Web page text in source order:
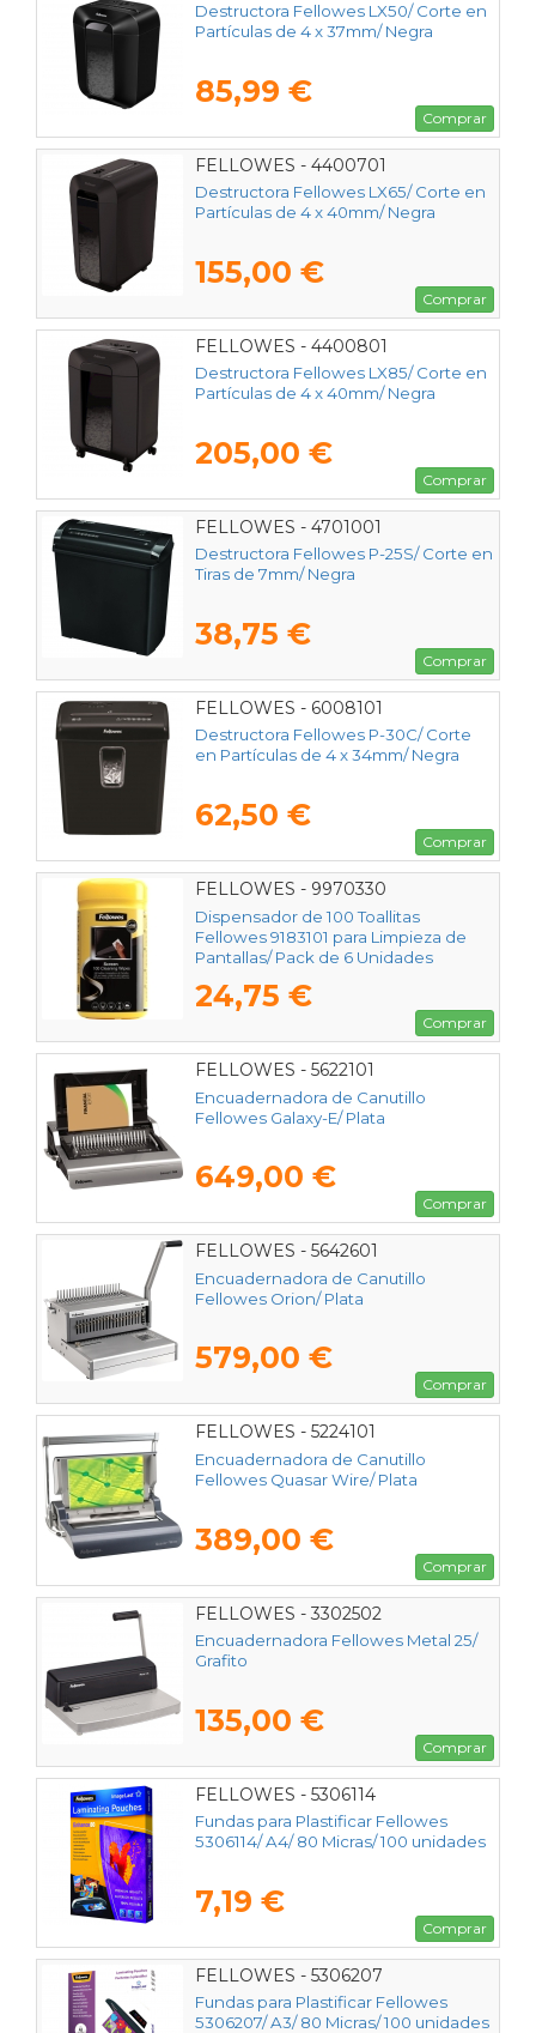
Destructora Fellowes LX50/ Corte en
Partículas de 4 x 37mm/ Negra
85,99 €
Comprar
FELLOWES - 4400701
Destructora Fellowes LX65/ Corte en
Partículas de 4 x 40mm/ Negra
155,00 €
Comprar
FELLOWES - 4400801
Destructora Fellowes LX85/ Corte en
Partículas de 4 x 40mm/ Negra
205,00 €
Comprar
FELLOWES - 4701001
Destructora Fellowes P-25S/ Corte en
Tiras de 7mm/ Negra
38,75 €
Comprar
FELLOWES - 6008101
Destructora Fellowes P-30C/ Corte
en Partículas de 4 x 34mm/ Negra
62,50 €
Comprar
FELLOWES - 9970330
Dispensador de 100 Toallitas
Fellowes 9183101 para Limpieza de
Pantallas/ Pack de 6 Unidades
24,75 €
Comprar
FELLOWES - 5622101
Encuadernadora de Canutillo
Fellowes Galaxy-E/ Plata
649,00 €
Comprar
FELLOWES - 5642601
Encuadernadora de Canutillo
Fellowes Orion/ Plata
579,00 €
Comprar
FELLOWES - 5224101
Encuadernadora de Canutillo
Fellowes Quasar Wire/ Plata
389,00 €
Comprar
FELLOWES - 3302502
Encuadernadora Fellowes Metal 25/
Grafito
135,00 €
Comprar
FELLOWES - 5306114
Fundas para Plastificar Fellowes
5306114/ A4/ 80 Micras/ 100 unidades
7,19 €
Comprar
FELLOWES - 5306207
Fundas para Plastificar Fellowes
5306207/ A3/ 80 Micras/ 100 unidades